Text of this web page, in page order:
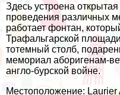
Здесь устроена
проведения различных
работает фонтан,
Трафальгарской
тотемный столб,
мемориал аборигенам-
англо-бурской войне.
Местоположение: Laurier